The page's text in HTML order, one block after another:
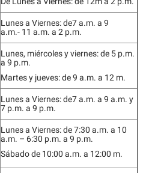
Lunes a Viernes: de7 a.m. a 9
a.m.- 11 a.m. a 2 p.m.
Lunes, miércoles y viernes: de 5 p.m.
a 9 p.m.
Martes y jueves: de 9 a.m. a 12 m.
Lunes a Viernes: de7 a.m. a 9 a.m. y
7 p.m. a 9 p.m.
Lunes a Viernes: de 7:30 a.m. a 10
a.m. – 6:30 p.m. a 9 p.m.
Sábado de 10:00 a.m. a 12:00 m.